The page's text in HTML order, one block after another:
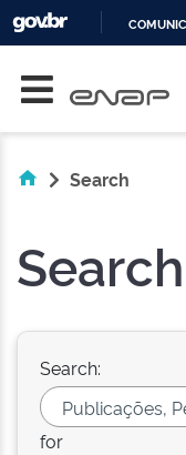
Search
Search
Search:
for